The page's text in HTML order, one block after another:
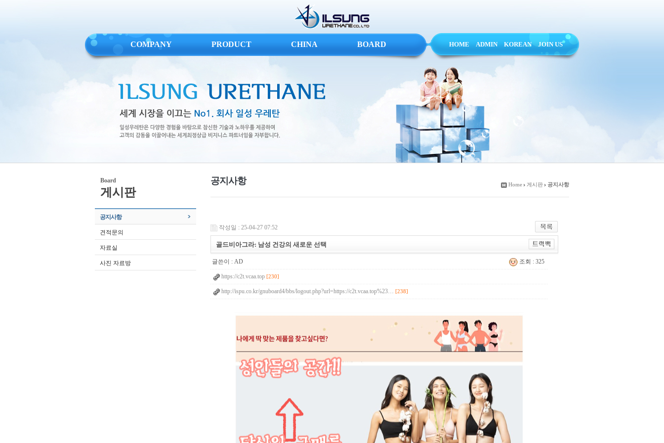
COMPANY PRODUCT CHINA BOARD HOME ADMIN KOREAN JOIN US
Board
게시판
공지사항
견적문의
자료실
사진 자료방
공지사항 Home 게시판 공지사항
작성일 : 25-04-27 07:52
골드비아그라: 남성 건강의 새로운 선택
글쓴이 : AD 조회 : 325
https://c2t.vcaa.top [230]
http://ispu.co.kr/gnuboard4/bbs/logout.php?url=https://c2t.vcaa.top%23… [238]